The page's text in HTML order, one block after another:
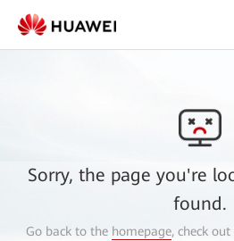
Sorry, the page you're
found.
Go back to the homepage, check